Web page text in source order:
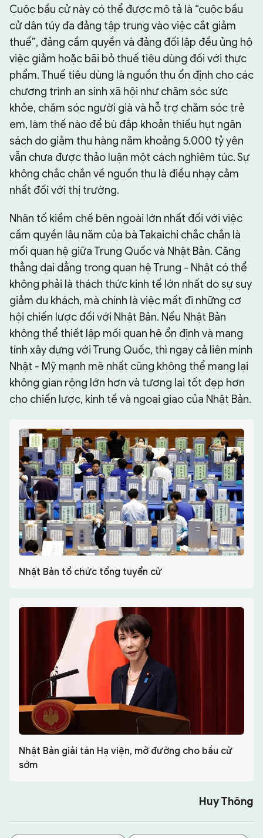
Cuộc bầu cử này có thể được mô tả là “cuộc bầu
cử dân túy đa đảng tập trung vào việc cắt giảm
thuế”, đảng cầm quyền và đảng đối lập đều ủng hộ
việc giảm hoặc bãi bỏ thuế tiêu dùng đối với thực
phẩm. Thuế tiêu dùng là nguồn thu ổn định cho các
chương trình an sinh xã hội như chăm sóc sức
khỏe, chăm sóc người già và hỗ trợ chăm sóc trẻ
em, làm thế nào để bù đắp khoản thiếu hụt ngân
sách do giảm thu hàng năm khoảng 5.000 tỷ yên
vẫn chưa được thảo luận một cách nghiêm túc. Sự
không chắc chắn về nguồn thu là điều nhạy cảm
nhất đối với thị trường.
Nhân tố kiềm chế bên ngoài lớn nhất đối với việc
cầm quyền lâu năm của bà Takaichi chắc chắn là
mối quan hệ giữa Trung Quốc và Nhật Bản. Căng
thẳng dai dẳng trong quan hệ Trung - Nhật có thể
không phải là thách thức kinh tế lớn nhất do sự suy
giảm du khách, mà chính là việc mất đi những cơ
hội chiến lược đối với Nhật Bản. Nếu Nhật Bản
không thể thiết lập mối quan hệ ổn định và mang
tính xây dựng với Trung Quốc, thì ngay cả liên minh
Nhật - Mỹ mạnh mẽ nhất cũng không thể mang lại
không gian rộng lớn hơn và tương lai tốt đẹp hơn
cho chiến lược, kinh tế và ngoại giao của Nhật Bản.
Nhật Bản tổ chức tổng tuyển cử
Nhật Bản giải tán Hạ viện, mở đường cho bầu cử
sớm
Huy Thông